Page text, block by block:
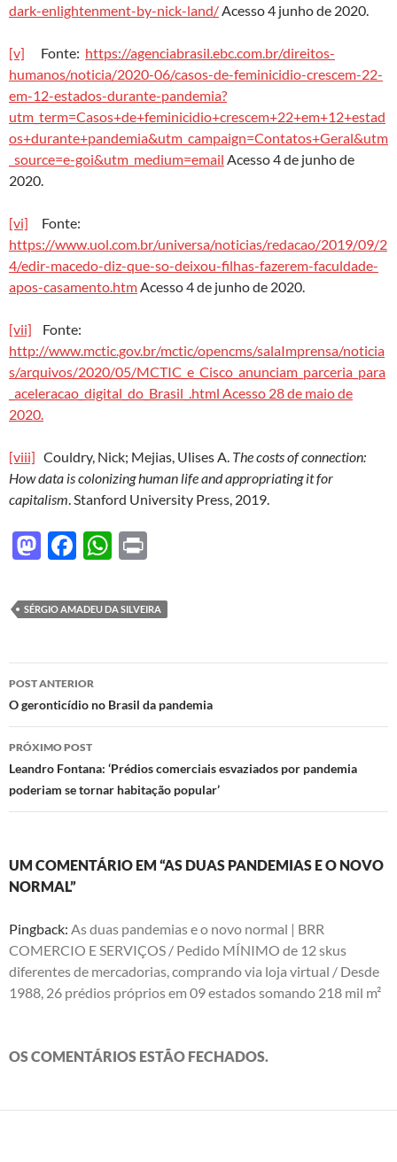
dark-enlightenment-by-nick-land/Acesso 4 junho de 2020.
[v] Fonte: https://agenciabrasil.ebc.com.br/direitos-
humanos/noticia/2020-06/casos-de-feminicidio-crescem-22-
em-12-estados-durante-pandemia?
utm_term=Casos+de+feminicidio+crescem+22+em+12+estad
os+durante+pandemia&utm_campaign=Contatos+Geral&utm
_source=e-goi&utm_medium=email Acesso 4 de junho de
2020.
[vi] Fonte:
https://www.uol.com.br/universa/noticias/redacao/2019/09/2
4/edir-macedo-diz-que-so-deixou-filhas-fazerem-faculdade-
apos-casamento.htmAcesso 4 de junho de 2020.
[vii] Fonte:
http://www.mctic.gov.br/mctic/opencms/salaImprensa/noticia
s/arquivos/2020/05/MCTIC_e_Cisco_anunciam_parceria_para
_aceleracao_digital_do_Brasil_.html Acesso 28 de maio de
2020.
[viii] Couldry, Nick; Mejias, Ulises A. The costs of connection:
How data is colonizing human life and appropriating it for
capitalism. Stanford University Press, 2019.
M
to
d
o
n
F
e
b
o
o
k
W
at
s
A
p
nt
SÉRGIO AMADEU DA SILVEIRA
Navegação
de
posts
POST ANTERIOR
O geronticídio no Brasil da pandemia
PRÓXIMO POST
Leandro Fontana: ‘Prédios comerciais esvaziados por pandemia
poderiam se tornar habitação popular’
UM COMENTÁRIO EM “AS DUAS PANDEMIAS E O NOVO
NORMAL”
Pingback: As duas pandemias e o novo normal | BRR
COMERCIO E SERVIÇOS / Pedido MÍNIMO de 12 skus
diferentes de mercadorias, comprando via loja virtual / Desde
1988, 26 prédios próprios em 09 estados somando 218 mil m²
OS COMENTÁRIOS ESTÃO FECHADOS.